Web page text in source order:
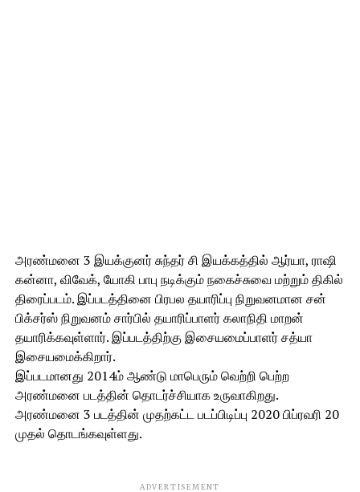
அரண்மனை 3 இயக்குனர் சுந்தர் சி இயக்கத்தில் ஆர்யா, ராஷி
கன்னா, விவேக், யோகி பாபு நடிக்கும் நகைச்சுவை மற்றும் திகில்
திரைப்படம். இப்படத்தினை பிரபல தயாரிப்பு நிறுவனமான சன்
பிக்சர்ஸ் நிறுவனம் சார்பில் தயாரிப்பாளர் கலாநிதி மாறன்
தயாரிக்கவுள்ளார். இப்படத்திற்கு இசையமைப்பாளர் சத்யா
இசையமைக்கிறார்.
இப்படமானது 2014ம் ஆண்டு மாபெரும் வெற்றி பெற்ற
அரண்மனை படத்தின் தொடர்ச்சியாக உருவாகிறது.
அரண்மனை 3 படத்தின் முதற்கட்ட படப்பிடிப்பு 2020 பிப்ரவரி 20
முதல் தொடங்கவுள்ளது.
ADVERTISEMENT